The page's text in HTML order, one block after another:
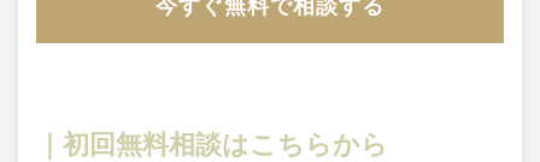
今すぐ無料で相談する
｜初回無料相談はこちらから